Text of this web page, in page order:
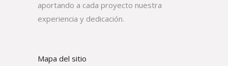
aportando a cada proyecto nuestra
experiencia y dedicación.
Mapa del sitio